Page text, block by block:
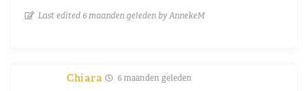
Last edited 6 maanden geleden by AnnekeM
Chiara 6 maanden geleden